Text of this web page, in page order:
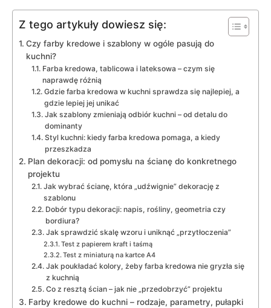
Z tego artykuły dowiesz się:
Czy farby kredowe i szablony w ogóle pasują do
kuchni?
Farba kredowa, tablicowa i lateksowa – czym się
naprawdę różnią
Gdzie farba kredowa w kuchni sprawdza się najlepiej, a
gdzie lepiej jej unikać
Jak szablony zmieniają odbiór kuchni – od detalu do
dominanty
Styl kuchni: kiedy farba kredowa pomaga, a kiedy
przeszkadza
Plan dekoracji: od pomysłu na ścianę do konkretnego
projektu
Jak wybrać ścianę, która „udźwignie” dekorację z
szablonu
Dobór typu dekoracji: napis, rośliny, geometria czy
bordiura?
Jak sprawdzić skalę wzoru i uniknąć „przytłoczenia”
Test z papierem kraft i taśmą
Test z miniaturą na kartce A4
Jak poukładać kolory, żeby farba kredowa nie gryzła się
z kuchnią
Co z resztą ścian – jak nie „przedobrzyć” projektu
Farby kredowe do kuchni – rodzaje, parametry, pułapki